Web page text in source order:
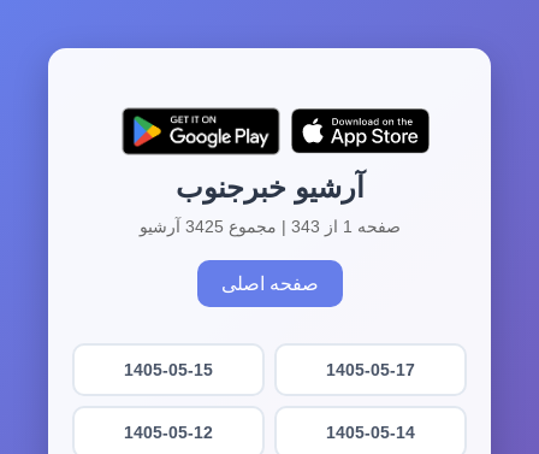
آرشیو خبرجنوب
صفحه 1 از 343 | مجموع 3425 آرشیو
صفحه اصلی
1405-05-17
1405-05-15
1405-05-14
1405-05-12